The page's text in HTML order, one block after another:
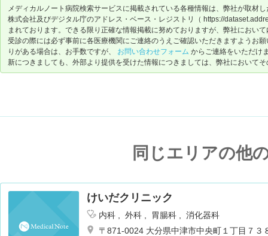
メディカルノート病院検索サービスに掲載されている各種情報は、弊社が取材
株式会社及びデジタル庁のアドレス・ベース・レジストリ（ https://
まれております。できる限り正確な情報掲載に努めておりますが、弊社におい
受診の際には必ず事前に各医療機関にご連絡のうえご確認いただきますようお
りがある場合は、お手数ですが、 お問い合わせフォーム からご連絡をいただけ
新につきましても、外部より提供を受けた情報につきましては、弊社において
同じエリアの他
けいだクリニック
内科 外科 胃腸科
消化器科
〒871-0024 大分県中津市中央町１丁目７３